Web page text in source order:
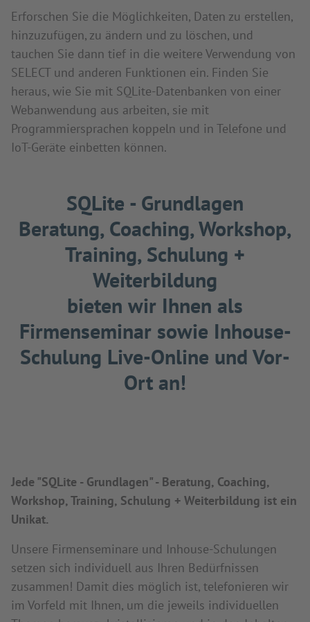
Erforschen Sie die Möglichkeiten, Daten zu erstellen,
hinzuzufügen, zu ändern und zu löschen, und
tauchen Sie dann tief in die weitere Verwendung von
SELECT und anderen Funktionen ein. Finden Sie
heraus, wie Sie mit SQLite-Datenbanken von einer
Webanwendung aus arbeiten, sie mit
Programmiersprachen koppeln und in Telefone und
IoT-Geräte einbetten können.
SQLite - Grundlagen
Beratung, Coaching, Workshop,
Training, Schulung +
Weiterbildung
bieten wir Ihnen als
Firmenseminar sowie Inhouse-
Schulung Live-Online und Vor-
Ort an!
Jede "SQLite - Grundlagen" - Beratung, Coaching,
Workshop, Training, Schulung + Weiterbildung ist ein
Unikat.
Unsere Firmenseminare und Inhouse-Schulungen
setzen sich individuell aus Ihren Bedürfnissen
zusammen! Damit dies möglich ist, telefonieren wir
im Vorfeld mit Ihnen, um die jeweils individuellen